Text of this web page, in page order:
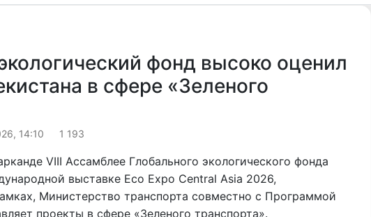
фонд высоко оценил
в сфере «Зеленого
14:10 1 193
VIII Ассамблее Глобального экологического фонда
выставке Eco Expo Central Asia 2026,
Министерство транспорта совместно с Программой
проекты в сфере «Зеленого транспорта».